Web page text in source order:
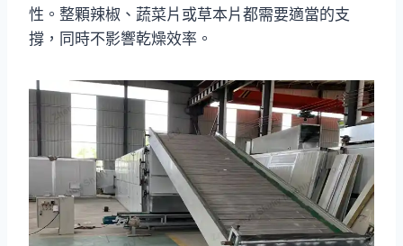
性。整顆辣椒、蔬菜片或草本片都需要適當的支
撐，同時不影響乾燥效率。